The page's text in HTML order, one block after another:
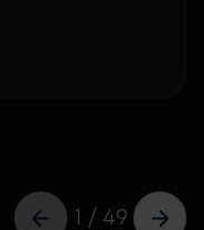
1 / 49